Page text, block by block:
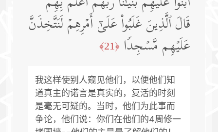
قَالَ ٱلَّذِینَ غَلَبُوا۟ عَلَىٰۤ أَمۡرِهِمۡ لَنَتَّخِذَنَّ
عَلَیۡهِم مَّسۡجِدࣰا ﴿21﴾
我这样使别人窥见他们，以便他们知
道真主的诺言是真实的，复活的时刻
是毫无可疑的。当时，他们为此事而
争论，他们说：你们在他们的4周修一